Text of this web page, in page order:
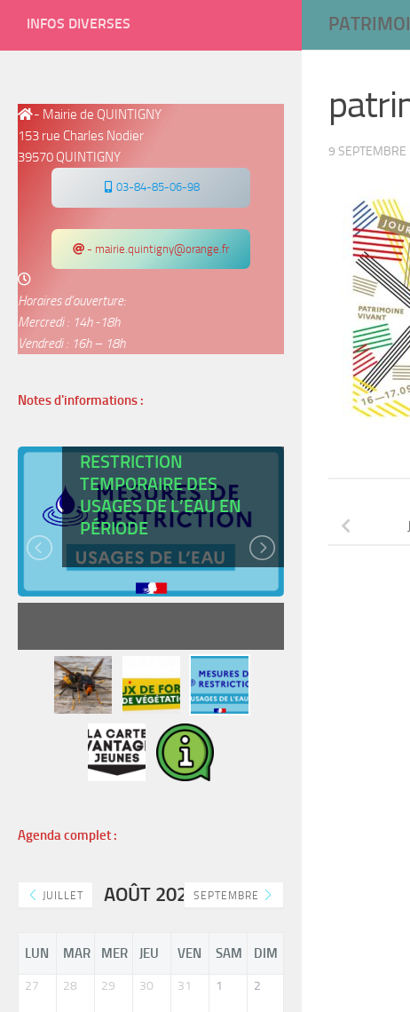
9
INFOS DIVERSES
- Mairie de QUINTIGNY
153 rue Charles Nodier
39570 QUINTIGNY
03-84-85-06-98
- mairie.quintigny@orange.fr
Horaires d’ouverture:
Mercredi : 14h -18h
Vendredi : 16h – 18h
Notes d'informations :
RESTRICTION
TEMPORAIRE DES
USAGES DE L’EAU EN
PÉRIODE
READ MORE
Agenda complet :
JUILLET AOÛT 2026SEPTEMBRE
LUN MAR MER JEU VEN SAM DIM
27 28 29 30 31 1 2